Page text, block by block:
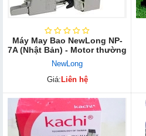
Máy May Bao NewLong NP-
7A (Nhật Bản) - Motor thường
NewLong
Giá:Liên hệ